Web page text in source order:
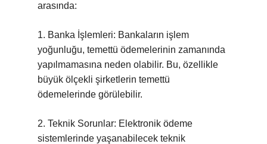
arasında:
1. Banka İşlemleri: Bankaların işlem
yoğunluğu, temettü ödemelerinin zamanında
yapılmamasına neden olabilir. Bu, özellikle
büyük ölçekli şirketlerin temettü
ödemelerinde görülebilir.
2. Teknik Sorunlar: Elektronik ödeme
sistemlerinde yaşanabilecek teknik